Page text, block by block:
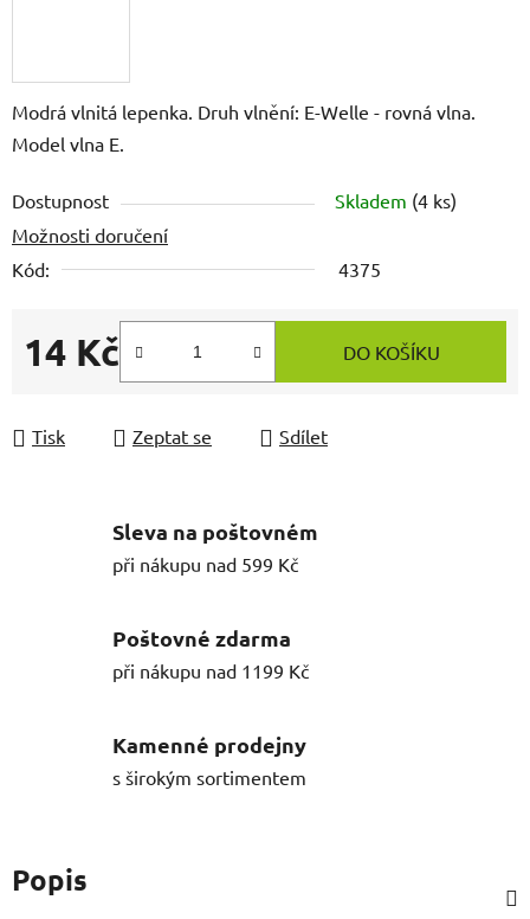
Modrá vlnitá lepenka. Druh vlnění: E-Welle - rovná vlna.
Model vlna E.
Dostupnost Skladem (4 ks)
Možnosti doručení
Kód:
4375
14 Kč
Měrná cena:
DO KOŠÍKU
Tisk Zeptat se Sdílet
Sleva na poštovném
při nákupu nad 599 Kč
Poštovné zdarma
při nákupu nad 1199 Kč
Kamenné prodejny
s širokým sortimentem
Popis